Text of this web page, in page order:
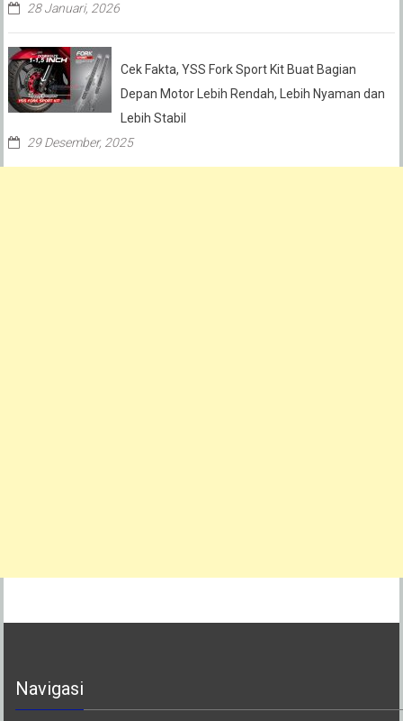
28 Januari, 2026
Cek Fakta, YSS Fork Sport Kit Buat Bagian
Depan Motor Lebih Rendah, Lebih Nyaman dan
Lebih Stabil
29 Desember, 2025
Navigasi